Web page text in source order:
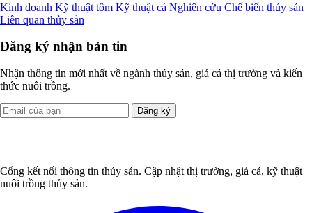
Kinh doanh Kỹ thuật tôm Kỹ thuật cá Nghiên cứu Chế biến thủy sản
Liên quan thủy sản
Đăng ký nhận bản tin
Nhận thông tin mới nhất về ngành thủy sản, giá cả thị trường và kiến
thức nuôi trồng.
Đăng ký
Cổng kết nối thông tin thủy sản. Cập nhật thị trường, giá cả, kỹ thuật
nuôi trồng thủy sản.